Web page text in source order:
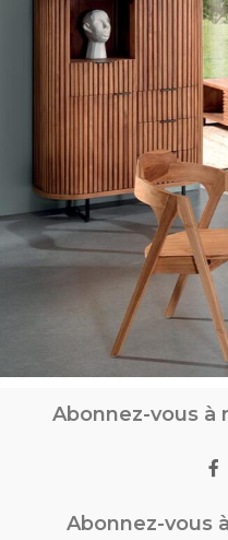
Abonnez-vous à
Abonnez-vous